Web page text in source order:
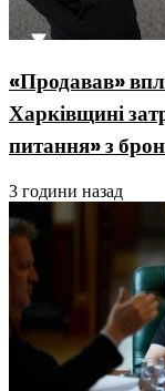
«Продавав»
Харківщині
питання» з
3 години назад